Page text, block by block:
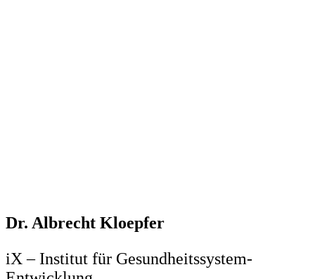
Dr. Albrecht Kloepfer
iX – Institut für Gesundheitssystem-